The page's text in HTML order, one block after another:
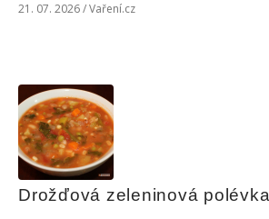
21. 07. 2026 / Vaření.cz
Drožďová zeleninová polévka